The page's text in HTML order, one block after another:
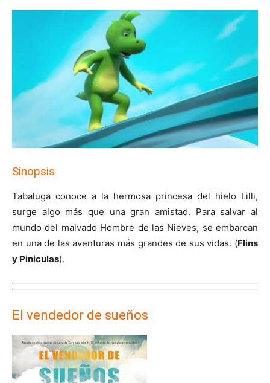
Sinopsis
Tabaluga conoce a la hermosa princesa del hielo Lilli,
surge algo más que una gran amistad. Para salvar al
mundo del malvado Hombre de las Nieves, se embarcan
en una de las aventuras más grandes de sus vidas. (Flins
y Piniculas).
El vendedor de sueños